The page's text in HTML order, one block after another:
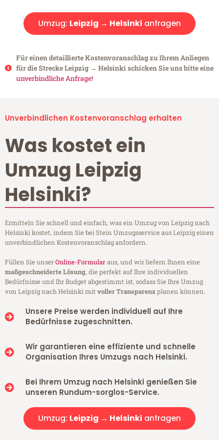
Umzug: Leipzig → Helsinki anfragen
Für einen detaillierte Kostenvoranschlag zu Ihrem Anliegen
für die Strecke Leipzig → Helsinki schicken Sie uns bitte eine
unverbindliche Anfrage!
Unverbindlichen Kostenvoranschlag erhalten
Was kostet ein
Umzug Leipzig
Helsinki?
Ermitteln Sie schnell und einfach, was ein Umzug von Leipzig nach
Helsinki kostet, indem Sie bei Stein Umzugsservice aus Leipzig einen
unverbindlichen Kostenvoranschlag anfordern.
Füllen Sie unserOnline-Formularaus, und wir liefern Ihnen eine
maßgeschneiderte Lösung, die perfekt auf Ihre individuellen
Bedürfnisse und Ihr Budget abgestimmt ist, sodass Sie Ihre Umzug
von Leipzig nach Helsinki mitvoller Transparenzplanen können.
Unsere Preise werden individuell auf Ihre
Bedürfnisse zugeschnitten.
Wir garantieren eine effiziente und schnelle
Organisation Ihres Umzugs nach Helsinki.
Bei Ihrem Umzug nach Helsinki genießen Sie
unseren Rundum-sorglos-Service.
Umzug: Leipzig → Helsinki anfragen